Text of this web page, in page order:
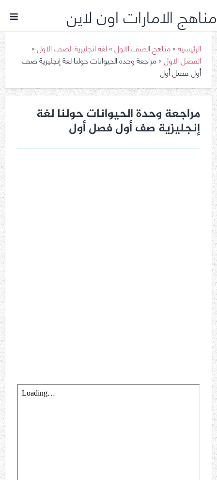
مناهج الامارات اون لاين
الرئيسية»مناهج الصف الاول»لغة انجليزية الصف الاول»
الفصل الاول»مراجعة وحدة الحيوانات حولنا لغة إنجليزية صف
أول فصل أول
مراجعة وحدة الحيوانات حولنا لغة
إنجليزية صف أول فصل أول